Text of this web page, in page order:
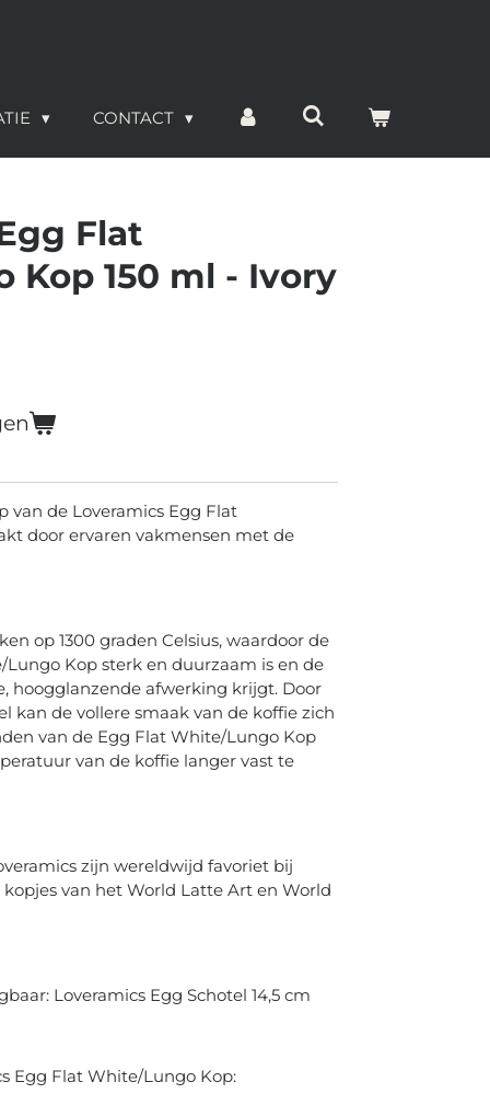
CONTACT
Flat
Kop 150 ml - Ivory
van de Loveramics Egg Flat
door ervaren vakmensen met de
op 1300 graden Celsius, waardoor de
Kop sterk en duurzaam is en de
hoogglanzende afwerking krijgt. Door
kan de vollere smaak van de koffie zich
van de Egg Flat White/Lungo Kop
van de koffie langer vast te
zijn wereldwijd favoriet bij
van het World Latte Art en World
Loveramics Egg Schotel 14,5 cm
Egg Flat White/Lungo Kop: